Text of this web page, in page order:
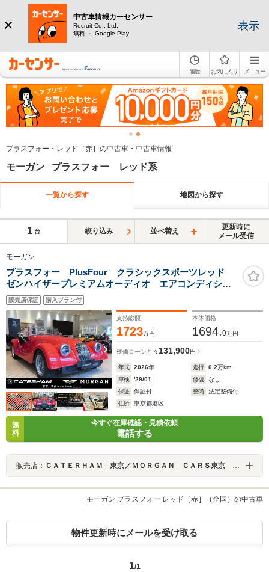
中古車情報カーセンサー
Recruit Co., Ltd.
無料 － Google Play
表示
履歴 お気に入り メニュー
プラスフォー・レッド［赤］の中古車・中古車情報
モーガン プラスフォー レッド系
一覧から探す 地図から探す
1 台 絞り込み 並べ替え
更新時に
メール受信
モーガン
プラスフォー PlusFour クラシックスポーツレッド
ゼンハイザープレミアムオーディオ エアコンディショ
ニング ヒーティッドシート
販売店保証 購入プラン付
支払総額
1723万円
本体価格
1694.0万円
残価ローン 月々131,900円
年式 2026年 走行 0.2万km
車検
'29/01 修復
なし
保証
保証付 整備
法定整備付
住所
東京都港区
無
料
今すぐ在庫確認・見積依頼
電話する
販売店： ＣＡＴＥＲＨＡＭ 東京／ＭＯＲＧＡＮ ＣＡＲＳ東京 青山ショールーム
モーガン プラスフォー レッド［赤］（全国）の中古車
物件更新時にメールを受け取る
1/1